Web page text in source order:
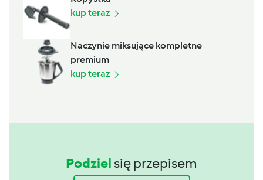
kup teraz
Naczynie miksujące kompletne
premium
kup teraz
Podziel się przepisem